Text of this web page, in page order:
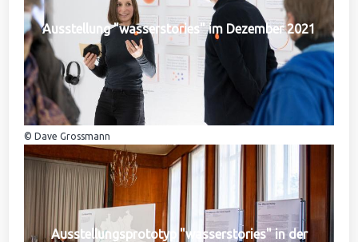
Ausstellung "wasserstories" im Dezember 2021
© Dave Grossmann
Ausstellungsprototyp "wasserstories" in der